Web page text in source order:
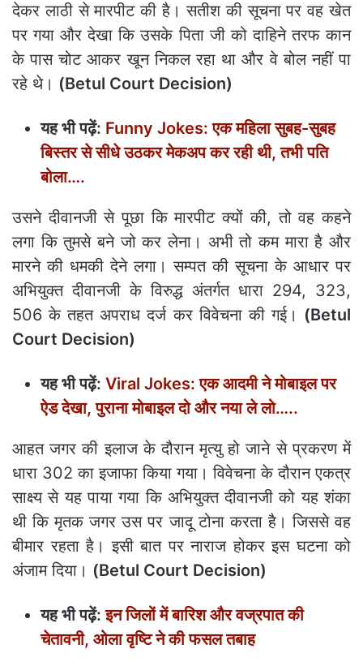
देकर लाठी से मारपीट की है। सतीश की सूचना पर वह खेत
पर गया और देखा कि उसके पिता जी को दाहिने तरफ कान
के पास चोट आकर खून निकल रहा था और वे बोल नहीं पा
रहे थे। (Betul Court Decision)
यह भी पढ़ें: Funny Jokes: एक महिला सुबह-सुबह
बिस्तर से सीधे उठकर मेकअप कर रही थी, तभी पति
बोला….
उसने दीवानजी से पूछा कि मारपीट क्यों की, तो वह कहने
लगा कि तुमसे बने जो कर लेना। अभी तो कम मारा है और
मारने की धमकी देने लगा। सम्पत की सूचना के आधार पर
अभियुक्त दीवानजी के विरुद्ध अंतर्गत धारा 294, 323,
506 के तहत अपराध दर्ज कर विवेचना की गई। (Betul
Court Decision)
यह भी पढ़ें: Viral Jokes: एक आदमी ने मोबाइल पर
ऐड देखा, पुराना मोबाइल दो और नया ले लो…..
आहत जगर की इलाज के दौरान मृत्यु हो जाने से प्रकरण में
धारा 302 का इजाफा किया गया। विवेचना के दौरान एकत्र
साक्ष्य से यह पाया गया कि अभियुक्त दीवानजी को यह शंका
थी कि मृतक जगर उस पर जादू टोना करता है। जिससे वह
बीमार रहता है। इसी बात पर नाराज होकर इस घटना को
अंजाम दिया। (Betul Court Decision)
यह भी पढ़ें:इन जिलों में बारिश और वज्रपात की
चेतावनी, ओला वृष्टि ने की फसल तबाह